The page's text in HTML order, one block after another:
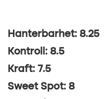
Hanterbarhet: 8.25
Kontroll: 8.5
Kraft: 7.5
Sweet Spot: 8